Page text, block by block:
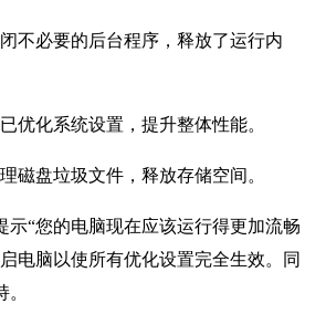
不必要的后台程序，释放了运行内
优化系统设置，提升整体性能。
磁盘垃圾文件，释放存储空间。
示“您的电脑现在应该运行得更加流畅
电脑以使所有优化设置完全生效。同